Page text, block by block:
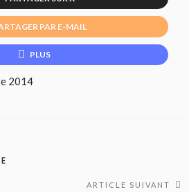
PAR E-MAIL
PLUS
2014
ARTICLE SUIVANT